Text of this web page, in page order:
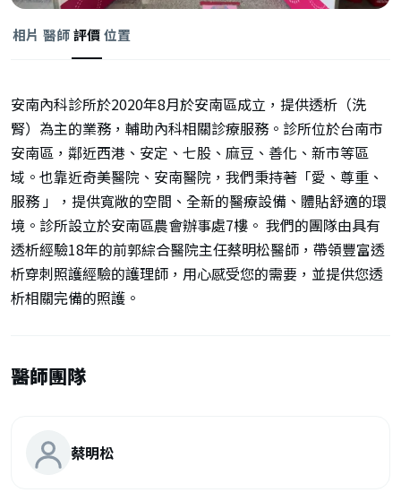
相片 醫師評價位置
安南內科診所於2020年8月於安南區成立，提供透析（洗
腎）為主的業務，輔助內科相關診療服務。診所位於台南市
安南區，鄰近西港、安定、七股、麻豆、善化、新市等區
域。也靠近奇美醫院、安南醫院，我們秉持著「愛、尊重、
服務 」，提供寬敞的空間、全新的醫療設備、體貼舒適的環
境。診所設立於安南區農會辦事處7樓。 我們的團隊由具有
透析經驗18年的前郭綜合醫院主任蔡明松醫師，帶領豐富透
析穿刺照護經驗的護理師，用心感受您的需要，並提供您透
析相關完備的照護。
醫師團隊
蔡明松